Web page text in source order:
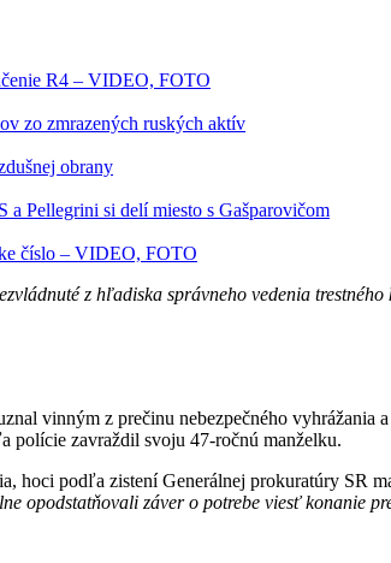
R4 – VIDEO, FOTO
zo zmrazených ruských aktív
obrany
a Pellegrini si delí miesto s Gašparovičom
číslo – VIDEO, FOTO
z hľadiska správneho vedenia
vinným z prečinu nebezpečného vyhrážania
polície zavraždil svoju 47-ročnú manželku.
podľa zistení Generálnej prokuratúry SR
opodstatňovali záver o potrebe viesť konanie